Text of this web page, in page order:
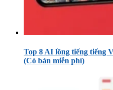
Top 8 AI lồng tiếng tiếng
(Có bản miễn phí)